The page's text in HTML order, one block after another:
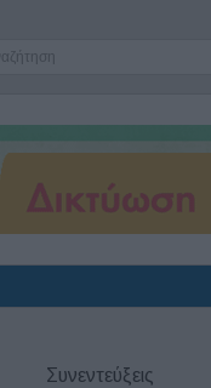
Συνεντεύξεις